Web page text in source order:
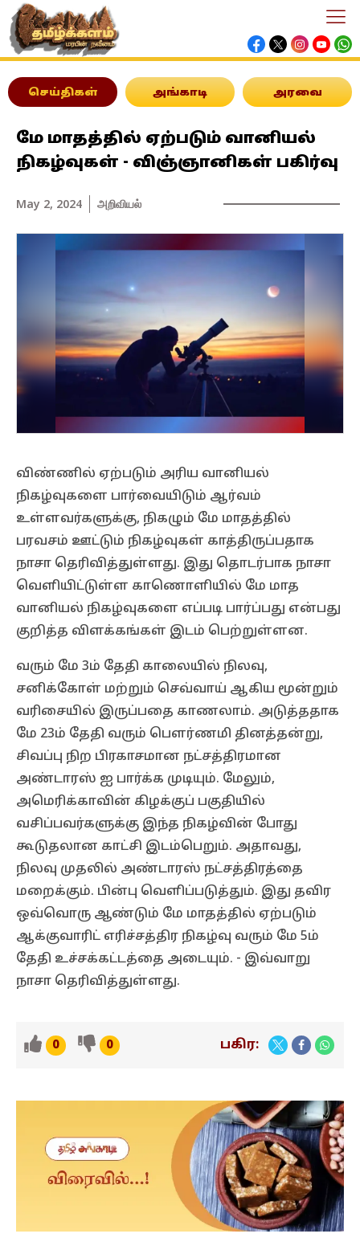
செய்திகள் அங்காடி அரவை
மே மாதத்தில் ஏற்படும் வானியல்
நிகழ்வுகள் - விஞ்ஞானிகள் பகிர்வு
May 2, 2024 அறிவியல்
விண்ணில் ஏற்படும் அரிய வானியல்
நிகழ்வுகளை பார்வையிடும் ஆர்வம்
உள்ளவர்களுக்கு, நிகழும் மே மாதத்தில்
பரவசம் ஊட்டும் நிகழ்வுகள் காத்திருப்பதாக
நாசா தெரிவித்துள்ளது. இது தொடர்பாக நாசா
வெளியிட்டுள்ள காணொளியில் மே மாத
வானியல் நிகழ்வுகளை எப்படி பார்ப்பது என்பது
குறித்த விளக்கங்கள் இடம் பெற்றுள்ளன.
வரும் மே 3ம் தேதி காலையில் நிலவு,
சனிக்கோள் மற்றும் செவ்வாய் ஆகிய மூன்றும்
வரிசையில் இருப்பதை காணலாம். அடுத்ததாக
மே 23ம் தேதி வரும் பௌர்ணமி தினத்தன்று,
சிவப்பு நிற பிரகாசமான நட்சத்திரமான
அண்டாரஸ் ஐ பார்க்க முடியும். மேலும்,
அமெரிக்காவின் கிழக்குப் பகுதியில்
வசிப்பவர்களுக்கு இந்த நிகழ்வின் போது
கூடுதலான காட்சி இடம்பெறும். அதாவது,
நிலவு முதலில் அண்டாரஸ் நட்சத்திரத்தை
மறைக்கும். பின்பு வெளிப்படுத்தும். இது தவிர
ஒவ்வொரு ஆண்டும் மே மாதத்தில் ஏற்படும்
ஆக்குவாரிட் எரிச்சத்திர நிகழ்வு வரும் மே 5ம்
தேதி உச்சக்கட்டத்தை அடையும். - இவ்வாறு
நாசா தெரிவித்துள்ளது.
0 0 பகிர: